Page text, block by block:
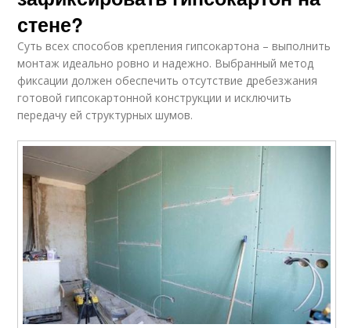
стене?
Суть всех способов крепления гипсокартона – выполнить
монтаж идеально ровно и надежно. Выбранный метод
фиксации должен обеспечить отсутствие дребезжания
готовой гипсокартонной конструкции и исключить
передачу ей структурных шумов.